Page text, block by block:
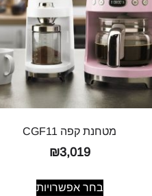
מטחנת קפה CGF11
₪3,019
בחר אפשרויות